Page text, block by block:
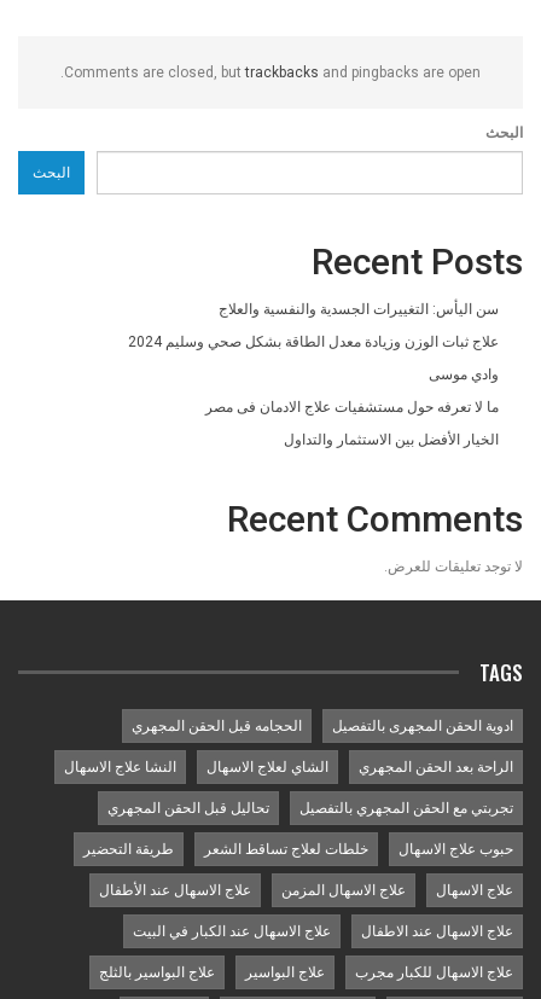
Comments are closed, buttrackbacks and pingbacks are open.
البحث
البحث
Recent Posts
سن اليأس: التغييرات الجسدية والنفسية والعلاج
علاج ثبات الوزن وزيادة معدل الطاقة بشكل صحي وسليم 2024
وادي موسى
ما لا تعرفه حول مستشفيات علاج الادمان فى مصر
الخيار الأفضل بين الاستثمار والتداول
Recent Comments
لا توجد تعليقات للعرض.
TAGS
ادوية الحقن المجهرى بالتفصيل الحجامه قبل الحقن المجهري
الراحة بعد الحقن المجهري الشاي لعلاج الاسهال النشا علاج الاسهال
تجربتي مع الحقن المجهري بالتفصيل تحاليل قبل الحقن المجهري
حبوب علاج الاسهال خلطات لعلاج تساقط الشعر طريقة التحضير
علاج الاسهال علاج الاسهال المزمن علاج الاسهال عند الأطفال
علاج الاسهال عند الاطفال علاج الاسهال عند الكبار في البيت
علاج الاسهال للكبار مجرب علاج البواسير علاج البواسير بالثلج